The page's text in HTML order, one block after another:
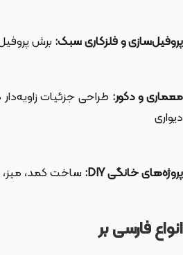
پروفیل‌سازی و فلزکاری سبک: برش
معماری و دکور: طراحی جزئیات
دیواری
پروژه‌های خانگی DIY: ساخت کمد،
انواع فارسی بر